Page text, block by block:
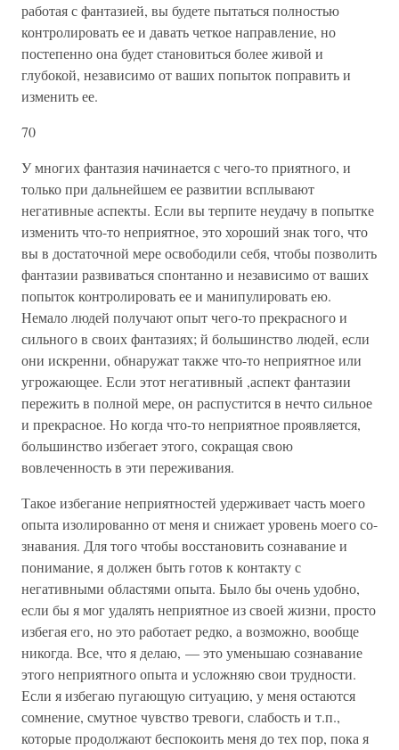
работая с фантазией, вы будете пытаться полностью
контролировать ее и давать четкое направление, но
постепенно она будет становиться более живой и
глубокой, независимо от ваших попыток поправить и
изменить ее.
70
У многих фантазия начинается с чего-то приятного, и
только при дальнейшем ее развитии всплывают
негативные аспекты. Если вы терпите неудачу в попытке
изменить что-то неприятное, это хороший знак того, что
вы в достаточной мере освободили себя, чтобы позволить
фантазии развиваться спонтанно и независимо от ваших
попыток контролировать ее и манипулировать ею.
Немало людей получают опыт чего-то прекрасного и
сильного в своих фантазиях; й большинство людей, если
они искренни, обнаружат также что-то неприятное или
угрожающее. Если этот негативный ,аспект фантазии
пережить в полной мере, он распустится в нечто сильное
и прекрасное. Но когда что-то неприятное проявляется,
большинство избегает этого, сокращая свою
вовлеченность в эти переживания.
Такое избегание неприятностей удерживает часть моего
опыта изолированно от меня и снижает уровень моего со-
знавания. Для того чтобы восстановить сознавание и
понимание, я должен быть готов к контакту с
негативными областями опыта. Было бы очень удобно,
если бы я мог удалять неприятное из своей жизни, просто
избегая его, но это работает редко, а возможно, вообще
никогда. Все, что я делаю, — это уменьшаю сознавание
этого неприятного опыта и усложняю свои трудности.
Если я избегаю пугающую ситуацию, у меня остаются
сомнение, смутное чувство тревоги, слабость и т.п.,
которые продолжают беспокоить меня до тех пор, пока я